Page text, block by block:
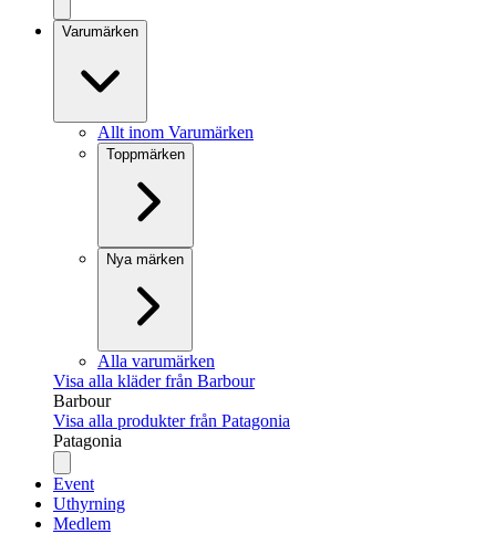
Varumärken
Allt inom Varumärken
Toppmärken
Nya märken
Alla varumärken
Visa alla kläder från Barbour
Barbour
Visa alla produkter från Patagonia
Patagonia
Event
Uthyrning
Medlem